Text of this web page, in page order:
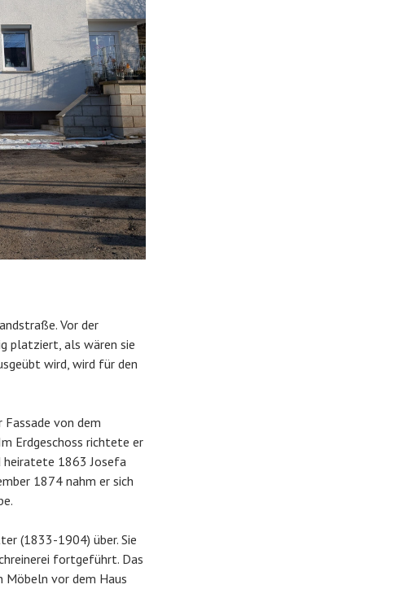
Vor der
platziert, als wären sie
wird, wird für den
von dem
Erdgeschoss richtete er
heiratete 1863 Josefa
1874 nahm er sich
(1833-1904) über. Sie
fortgeführt. Das
Möbeln vor dem Haus